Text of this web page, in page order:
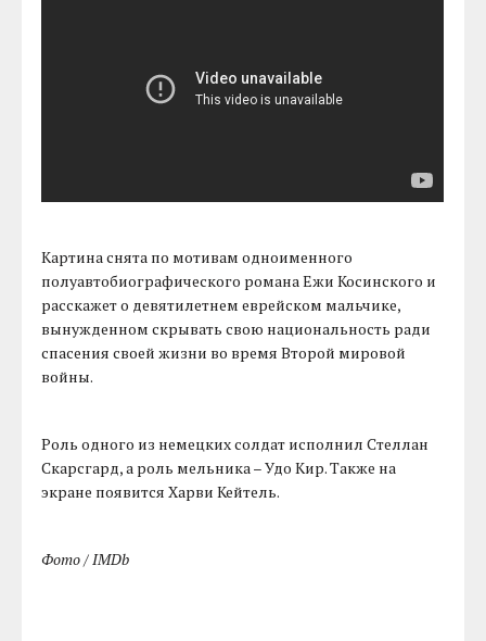
Картина снята по мотивам одноименного
полуавтобиографического романа Ежи Косинского и
расскажет о девятилетнем еврейском мальчике,
вынужденном скрывать свою национальность ради
спасения своей жизни во время Второй мировой
войны.
Роль одного из немецких солдат исполнил Стеллан
Скарсгард, а роль мельника – Удо Кир. Также на
экране появится Харви Кейтель.
Фото / IMDb